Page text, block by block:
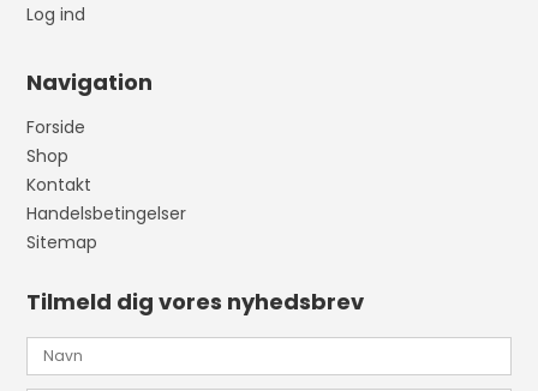
Log ind
Navigation
Forside
Shop
Kontakt
Handelsbetingelser
Sitemap
Tilmeld dig vores nyhedsbrev